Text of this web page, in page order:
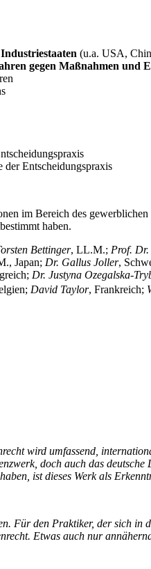
(u.a. USA,
gegen Maßnahmen und
der Entscheidungspraxis
im Bereich des
haben.
Bettinger, LL.M.; Prof.
Japan; Dr. Gallus Joller,
Dr. Justyna Ozegalska-
David Taylor, Frankreich;
wird umfassend,
doch auch das
ist dieses Werk als
Für den Praktiker, der sich in
Etwas auch nur